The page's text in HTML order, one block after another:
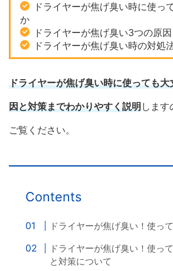
ドライヤーが焦げ臭い時に使っ
か
ドライヤーが焦げ臭い3つの原因
ドライヤーが焦げ臭い時の対処
ドライヤーが焦げ臭い時に使っても
因と対策までわかりやすく説明しま
ご覧ください。
Contents
ドライヤーが焦げ臭い！使っ
ドライヤーが焦げ臭い！使っ
と対策について